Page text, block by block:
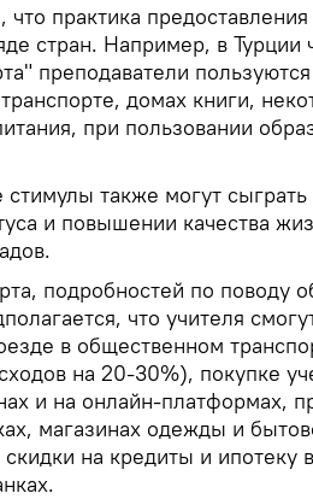
что практика
стран. Например, в Турции
преподаватели
домах книги,
при пользовании
также могут
и повышении качества
подробностей по поводу
что учителя
в общественном
на 20-30%), покупке
и на онлайн-платформах,
магазинах одежды и
на кредиты и ипотеку